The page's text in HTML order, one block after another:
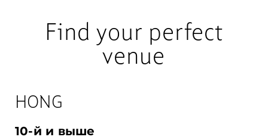
Find your perfect
venue
HONG
10-й и выше